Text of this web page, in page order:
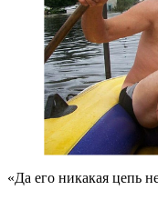
«Да его никакая цепь